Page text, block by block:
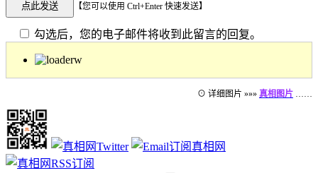
【您可以使用 Ctrl+Enter 快速发送】
勾选后，您的电子邮件将收到此留言的回复。
⊙ 详细图片 »»» 真相图片 ……